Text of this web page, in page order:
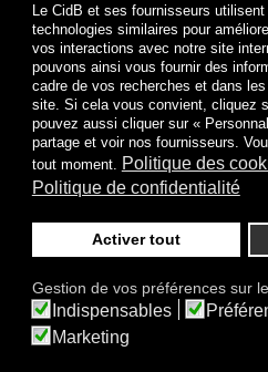
Le CidB et ses fournisseurs
technologies similaires pour
vos interactions avec notre site
pouvons ainsi vous fournir des
cadre de vos recherches et dans
site. Si cela vous convient, cliquez
pouvez aussi cliquer sur «
partage et voir nos fournisseurs.
tout moment. Politique des
Politique de confidentialité
Activer tout
Gestion de vos préférences sur
Indispensables
Marketing
J’ai lu et j’accepte les
Politique de confidentialité
Je m'abonne
© 2009-2026 CidB.